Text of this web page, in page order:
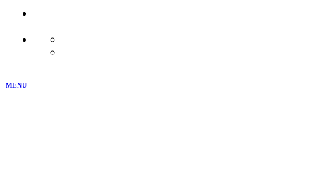
MENU